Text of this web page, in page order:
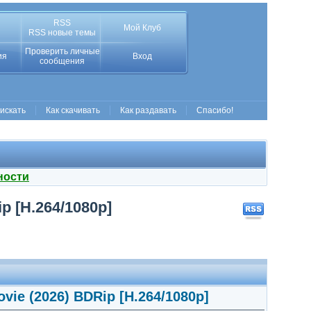
RSS
RSS новые темы
Мой Клуб
Проверить личные
сообщения
Вход
Как скачивать Как раздавать Спасибо!
[H.264/1080p]
(2026) BDRip [H.264/1080p]